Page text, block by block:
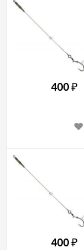
400 ₽
400 ₽